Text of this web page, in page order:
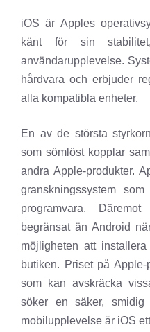
iOS är Apples
känt för sin
användarupplevelse.
hårdvara och erbjuder
alla kompatibla enheter.
En av de största
som sömlöst kopplar
andra Apple-produkter.
granskningssystem
programvara.
begränsat än Android
möjligheten att
butiken. Priset på
som kan avskräcka
söker en säker, smidig
mobilupplevelse är iOS